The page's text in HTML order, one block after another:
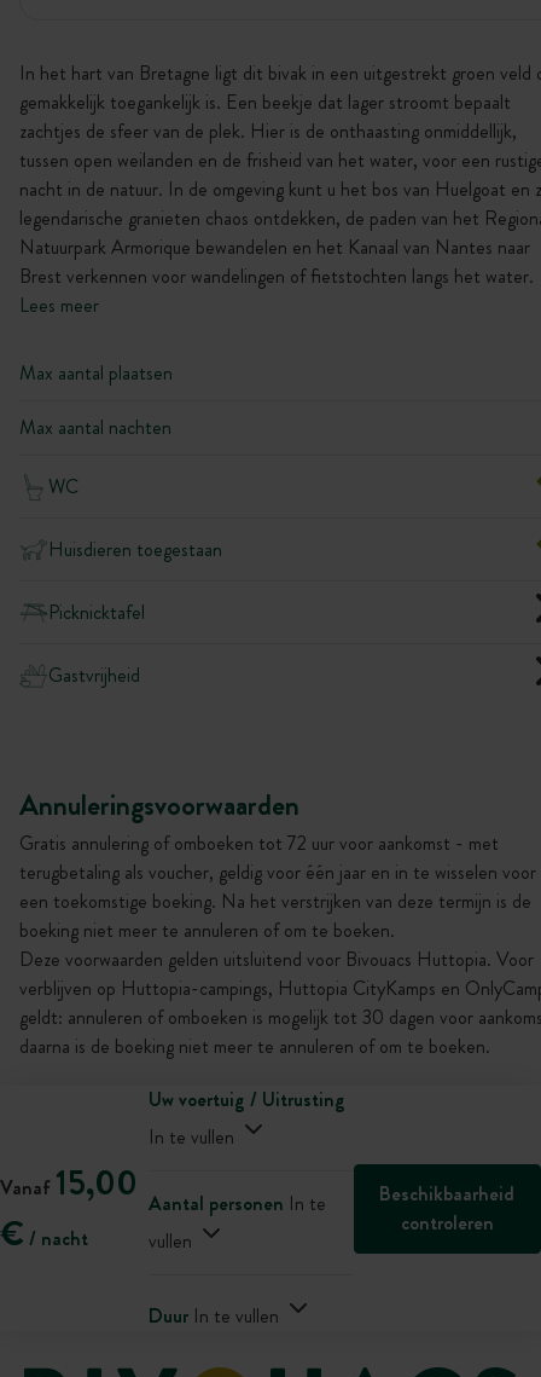
In het hart van Bretagne ligt dit bivak in een uitgestrekt groen veld
gemakkelijk toegankelijk is. Een beekje dat lager stroomt bepaalt
zachtjes de sfeer van de plek. Hier is de onthaasting onmiddellijk,
tussen open weilanden en de frisheid van het water, voor een
nacht in de natuur. In de omgeving kunt u het bos van Huelgoat en
legendarische granieten chaos ontdekken, de paden van het
Natuurpark Armorique bewandelen en het Kanaal van Nantes naar
Brest verkennen voor wandelingen of fietstochten langs het water.
Lees meer
Max aantal plaatsen
Max aantal nachten
WC
Huisdieren toegestaan
Picknicktafel
Gastvrijheid
Annuleringsvoorwaarden
Gratis annulering of omboeken tot 72 uur voor aankomst - met
terugbetaling als voucher, geldig voor één jaar en in te wisselen voor
een toekomstige boeking. Na het verstrijken van deze termijn is de
boeking niet meer te annuleren of om te boeken.
Deze voorwaarden gelden uitsluitend voor Bivouacs Huttopia. Voor
verblijven op Huttopia-campings, Huttopia CityKamps en
geldt: annuleren of omboeken is mogelijk tot 30 dagen voor
daarna is de boeking niet meer te annuleren of om te boeken.
Vanaf 15,00
€ / nacht
Uw voertuig / Uitrusting
In te vullen
Aantal personen In te
vullen
Duur In te vullen
Beschikbaarheid
controleren